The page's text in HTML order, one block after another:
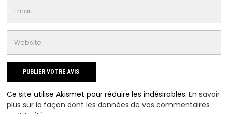
Ce site utilise Akismet pour réduire les indésirables.En savoir
plus sur la façon dont les données de vos commentaires